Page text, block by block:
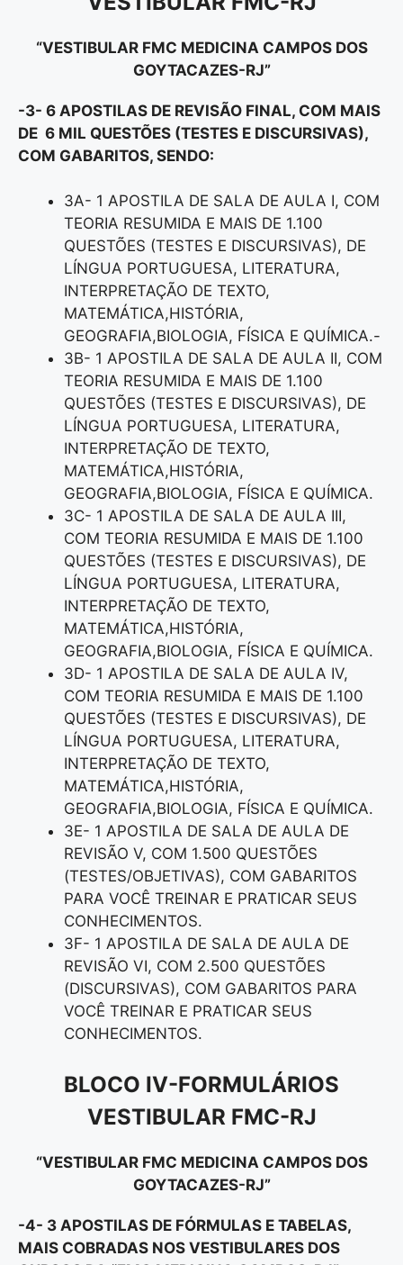
“VESTIBULAR FMC MEDICINA CAMPOS DOS
GOYTACAZES-RJ”
-3- 6 APOSTILAS DE REVISÃO FINAL, COM MAIS
DE 6 MIL QUESTÕES (TESTES E DISCURSIVAS),
COM GABARITOS, SENDO:
3A- 1 APOSTILA DE SALA DE AULA I, COM
TEORIA RESUMIDA E MAIS DE 1.100
QUESTÕES (TESTES E DISCURSIVAS), DE
LÍNGUA PORTUGUESA, LITERATURA,
INTERPRETAÇÃO DE TEXTO,
MATEMÁTICA,HISTÓRIA,
GEOGRAFIA,BIOLOGIA, FÍSICA E QUÍMICA.-
3B- 1 APOSTILA DE SALA DE AULA II, COM
TEORIA RESUMIDA E MAIS DE 1.100
QUESTÕES (TESTES E DISCURSIVAS), DE
LÍNGUA PORTUGUESA, LITERATURA,
INTERPRETAÇÃO DE TEXTO,
MATEMÁTICA,HISTÓRIA,
GEOGRAFIA,BIOLOGIA, FÍSICA E QUÍMICA.
3C- 1 APOSTILA DE SALA DE AULA III,
COM TEORIA RESUMIDA E MAIS DE 1.100
QUESTÕES (TESTES E DISCURSIVAS), DE
LÍNGUA PORTUGUESA, LITERATURA,
INTERPRETAÇÃO DE TEXTO,
MATEMÁTICA,HISTÓRIA,
GEOGRAFIA,BIOLOGIA, FÍSICA E QUÍMICA.
3D- 1 APOSTILA DE SALA DE AULA IV,
COM TEORIA RESUMIDA E MAIS DE 1.100
QUESTÕES (TESTES E DISCURSIVAS), DE
LÍNGUA PORTUGUESA, LITERATURA,
INTERPRETAÇÃO DE TEXTO,
MATEMÁTICA,HISTÓRIA,
GEOGRAFIA,BIOLOGIA, FÍSICA E QUÍMICA.
3E- 1 APOSTILA DE SALA DE AULA DE
REVISÃO V, COM 1.500 QUESTÕES
(TESTES/OBJETIVAS), COM GABARITOS
PARA VOCÊ TREINAR E PRATICAR SEUS
CONHECIMENTOS.
3F- 1 APOSTILA DE SALA DE AULA DE
REVISÃO VI, COM 2.500 QUESTÕES
(DISCURSIVAS), COM GABARITOS PARA
VOCÊ TREINAR E PRATICAR SEUS
CONHECIMENTOS.
BLOCO IV-FORMULÁRIOS
VESTIBULAR FMC-RJ
“VESTIBULAR FMC MEDICINA CAMPOS DOS
GOYTACAZES-RJ”
-4- 3 APOSTILAS DE FÓRMULAS E TABELAS,
MAIS COBRADAS NOS VESTIBULARES DOS